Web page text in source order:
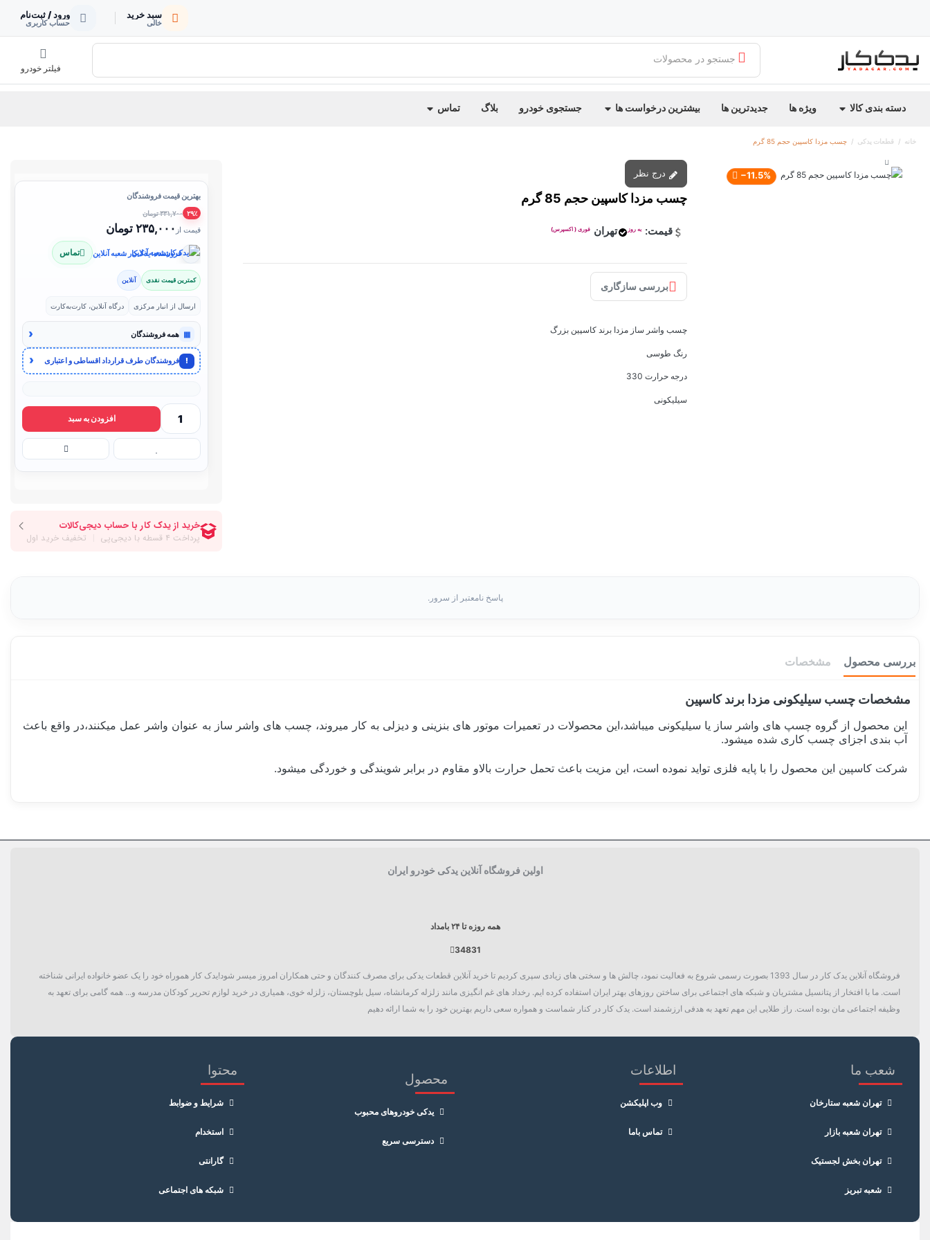
سبد خرید
خالی
ورود / ثبت‌نام
حساب کاربری
جستجو در محصولات
فیلتر خودرو
دسته بندی کالا ویژه ها جدیدترین ها بیشترین درخواست ها جستجوی خودرو بلاگ تماس
خانه قطعات یدکی چسب مزدا کاسپین حجم 85 گرم
‎−11.5%
چسب مزدا کاسپین حجم 85 گرم
قیمت: به روز تهران فوری ( اکسپرس)
بررسی سازگاری
چسب واشر ساز مزدا برند کاسپین بزرگ
رنگ طوسی
درجه حرارت 330
سیلیکونی
بهترین قیمت فروشندگان
۲۹٪ ۳۳۱,۷۰۰ تومان
قیمت از ۲۳۵,۰۰۰ تومان
فروشنده: یدک‌کار شعبه آنلاین تماس
کمترین قیمت نقدی آنلاین
ارسال از انبار مرکزی درگاه آنلاین، کارت‌به‌کارت
▦ همه فروشندگان ‹
! فروشندگان طرف قرارداد اقساطی و اعتباری ‹
افزودن به سبد
پاسخ نامعتبر از سرور.
بررسی محصول مشخصات
مشخصات چسب سیلیکونی مزدا برند کاسپین
این محصول از گروه چسپ های واشر ساز یا سیلیکونی میباشد،این محصولات در تعمیرات موتور های بنزینی و دیزلی به کار میروند، چسب های واشر ساز به عنوان واشر عمل میکنند،در واقع باعث
آب بندی اجزای چسب کاری شده میشود.
شرکت کاسپین این محصول را با پایه فلزی تواید نموده است، این مزیت باعث تحمل حرارت بالاو مقاوم در برابر شویندگی و خوردگی میشود.
اولین فروشگاه آنلاین یدکی خودرو ایران
همه روزه تا ۲۴ بامداد
34831
فروشگاه آنلاین یدک کار در سال 1393 بصورت رسمی شروع به فعالیت نمود، چالش ها و سختی های زیادی سپری کردیم تا خرید آنلاین قطعات یدکی برای مصرف کنندگان و حتی همکاران امروز میسر شود!یدک کار هموراه خود را یک عضو خانواده ایرانی شناخته
است. ما با افتخار از پتانسیل مشتریان و شبکه های اجتماعی برای ساختن روزهای بهتر ایران استفاده کرده ایم. رخداد های غم انگیزی مانند زلزله کرمانشاه، سیل بلوچستان، زلزله خوی، همیاری در خرید لوازم تحریر کودکان مدرسه و... همه گامی برای تعهد به
وظیفه اجتماعی مان بوده است. راز طلایی این مهم تعهد به هدفی ارزشمند است. یدک کار در کنار شماست و همواره سعی داریم بهترین خود را به شما ارائه دهیم
شعب ما
تهران شعبه ستارخان
تهران شعبه بازار
تهران بخش لجستیک
شعبه تبریز
اطلاعات
وب اپلیکشن
تماس باما
محصول
یدکی خودروهای محبوب
دسترسی سریع
محتوا
شرایط و ضوابط
استخدام
گارانتی
شبکه های اجتماعی